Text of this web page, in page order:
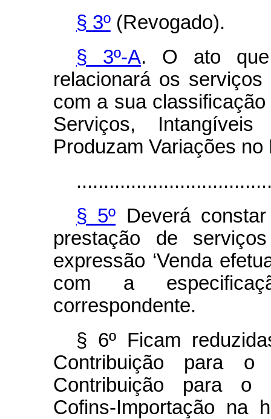
§ 3º(Revogado).
§ 3º-A. O ato que
relacionará os
com a sua
Serviços,
Produzam Variações
§ 5º Deverá
prestação de
expressão ‘Venda
com a
correspondente.
§ 6º Ficam
Contribuição para
Contribuição para o
Cofins-Importação na